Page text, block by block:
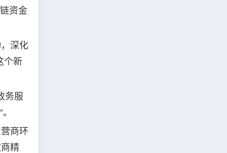
资金
深化
个新
务服
商环
精